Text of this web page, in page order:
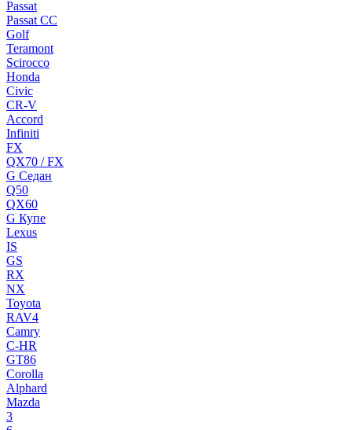
Passat
Passat CC
Golf
Teramont
Scirocco
Honda
Civic
CR-V
Accord
Infiniti
FX
QX70 / FX
G Cедан
Q50
QX60
G Купе
Lexus
IS
GS
RX
NX
Toyota
RAV4
Camry
C-HR
GT86
Corolla
Alphard
Mazda
3